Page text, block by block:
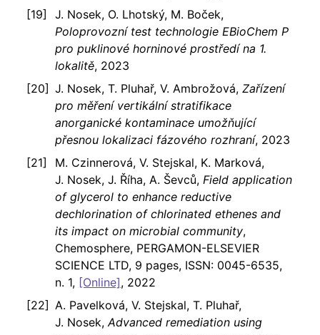
J. Nosek, O. Lhotský, M. Boček,
Poloprovozní test technologie EBioChem P
pro puklinové horninové prostředí na 1.
lokalitě, 2023
J. Nosek, T. Pluhař, V. Ambrožová, Zařízení
pro měření vertikální stratifikace
anorganické kontaminace umožňující
přesnou lokalizaci fázového rozhraní, 2023
M. Czinnerová, V. Stejskal, K. Marková,
J. Nosek, J. Říha, A. Ševců, Field application
of glycerol to enhance reductive
dechlorination of chlorinated ethenes and
its impact on microbial community,
Chemosphere, PERGAMON-ELSEVIER
SCIENCE LTD, 9 pages, ISSN: 0045-6535,
n. 1, [Online], 2022
A. Pavelková, V. Stejskal, T. Pluhař,
J. Nosek,Advanced remediation using